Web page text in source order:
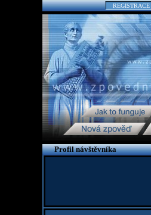
REGISTRACE
Profil návštěvníka